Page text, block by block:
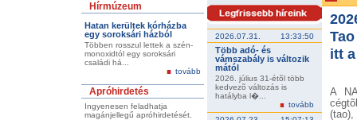
Hírmúzeum
Hatan kerültek kórházba
egy soroksári házból
Többen rosszul lettek a szén-
monoxidtól egy soroksári
családi há...
tovább
Apróhirdetés
Ingyenesen feladhatja
magánjellegű apróhirdetését.
2026.07.31. 13:33:50
Több adó- és
vámszabály is változik
mától
2026. július 31-étõl több
kedvezõ változás is
hatályba l�...
tovább
itt
A
(tao),